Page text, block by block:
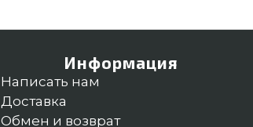
Информация
Написать нам
Доставка
Обмен и возврат